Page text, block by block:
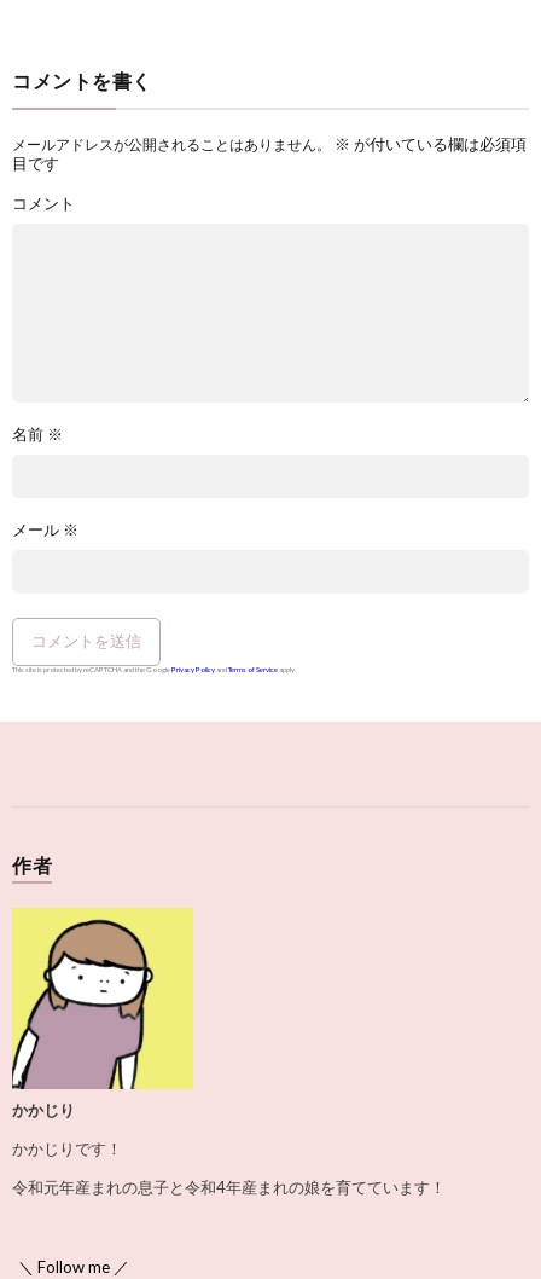
コメントを書く
メールアドレスが公開されることはありません。 ※ が付いている欄は必須項
目です
コメント
名前 ※
メール ※
This site is protected by reCAPTCHA and the GooglePrivacy Policy andTerms of Service apply.
作者
かかじり
かかじりです！
令和元年産まれの息子と令和4年産まれの娘を育てています！
＼ Follow me ／